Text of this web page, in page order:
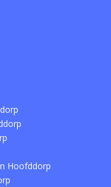
Hoofddorp